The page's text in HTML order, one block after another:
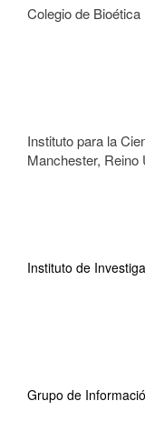
Colegio de Bioética
Instituto para la
Manchester, Reino
Instituto de
Grupo de